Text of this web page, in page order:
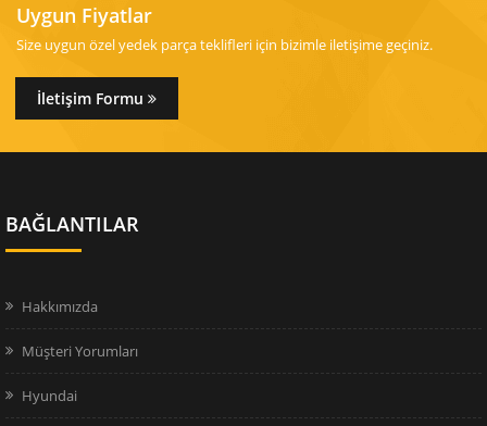
Uygun Fiyatlar
Size uygun özel yedek parça teklifleri için bizimle iletişime geçiniz.
İletişim Formu
BAĞLANTILAR
Hakkımızda
Müşteri Yorumları
Hyundai